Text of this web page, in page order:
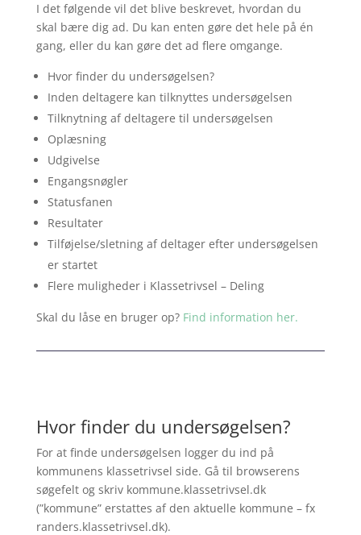
I det følgende vil det blive beskrevet, hvordan du
skal bære dig ad. Du kan enten gøre det hele på én
gang, eller du kan gøre det ad flere omgange.
Hvor finder du undersøgelsen?
Inden deltagere kan tilknyttes undersøgelsen
Tilknytning af deltagere til undersøgelsen
Oplæsning
Udgivelse
Engangsnøgler
Statusfanen
Resultater
Tilføjelse/sletning af deltager efter undersøgelsen
er startet
Flere muligheder i Klassetrivsel – Deling
Skal du låse en bruger op? Find information her.
Hvor finder du undersøgelsen?
For at finde undersøgelsen logger du ind på
kommunens klassetrivsel side. Gå til browserens
søgefelt og skriv kommune.klassetrivsel.dk
(”kommune” erstattes af den aktuelle kommune – fx
randers.klassetrivsel.dk).